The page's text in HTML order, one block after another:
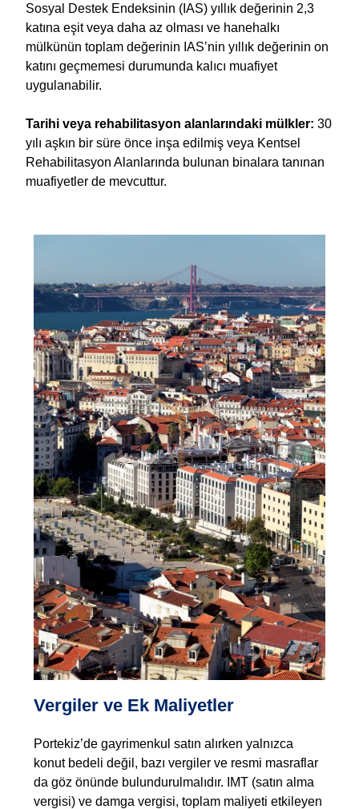
Sosyal Destek Endeksinin (IAS) yıllık değerinin 2,3
katına eşit veya daha az olması ve hanehalkı
mülkünün toplam değerinin IAS’nin yıllık değerinin on
katını geçmemesi durumunda kalıcı muafiyet
uygulanabilir.
Tarihi veya rehabilitasyon alanlarındaki mülkler: 30
yılı aşkın bir süre önce inşa edilmiş veya Kentsel
Rehabilitasyon Alanlarında bulunan binalara tanınan
muafiyetler de mevcuttur.
Vergiler ve Ek Maliyetler
Portekiz’de gayrimenkul satın alırken yalnızca
konut bedeli değil, bazı vergiler ve resmi masraflar
da göz önünde bulundurulmalıdır. IMT (satın alma
vergisi) ve damga vergisi, toplam maliyeti etkileyen